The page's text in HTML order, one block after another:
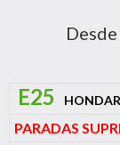
E25
PARADAS